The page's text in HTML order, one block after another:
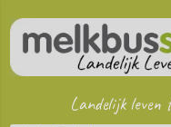
Landelijk leven